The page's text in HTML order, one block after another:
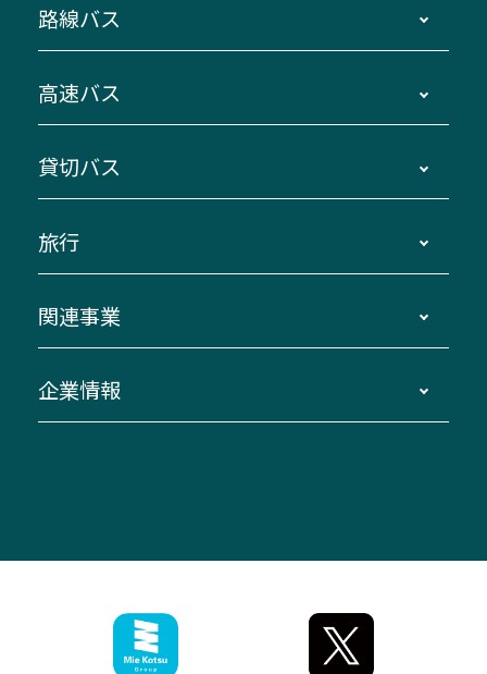
路線バス
主要停留所案内図・時刻表
路線バスのご利用方法
三重交通接近情報バスロケーションシステム
ダイヤ改正情報
迂回・休止について
臨時バスについて
伊勢二見鳥羽周遊バスCANばす
「みえブルーライン」（三重大学病院直通バ
神都ライナー
ミジュマルのラッピングバス（鈴鹿管内）
参宮バス
高速バス
南紀・VISON～横浜・東京・埼玉
伊賀～名古屋
南紀～VISON～名古屋
湯の山温泉～名古屋
桑名・長島温泉・金城ふ頭駅～中部国際空港
（休止中）
お客様駐車場のご案内
アイコンの説明
貸切バス
貸切バスのご利用について
お問い合わせ
旅行
貸切バス団体旅行
美し国周遊ばす
関連事業
自家用自動車車両運行管理
ザ・バスコレクション三重交通バスセット
三重交通公式グッズ
企業情報
ファンコーナー
お問い合わせ